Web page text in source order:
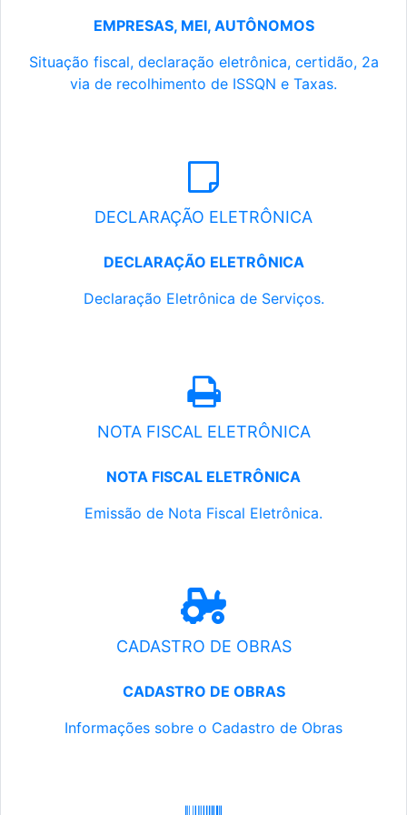
EMPRESAS, MEI, AUTÔNOMOS
Situação fiscal, declaração eletrônica, certidão, 2a
via de recolhimento de ISSQN e Taxas.
DECLARAÇÃO ELETRÔNICA
DECLARAÇÃO ELETRÔNICA
Declaração Eletrônica de Serviços.
NOTA FISCAL ELETRÔNICA
NOTA FISCAL ELETRÔNICA
Emissão de Nota Fiscal Eletrônica.
CADASTRO DE OBRAS
CADASTRO DE OBRAS
Informações sobre o Cadastro de Obras